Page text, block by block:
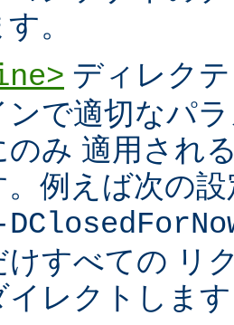
。
ディレク
ンで適切なパ
のみ 適用され
。例えば次の
けすべての リ
イレクトしま